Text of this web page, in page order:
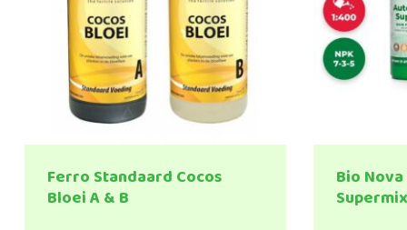
Ferro Standaard Cocos
Bloei A & B
Bio